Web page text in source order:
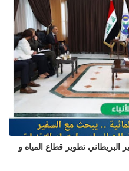
البريطاني تطوير قطاع المياه و